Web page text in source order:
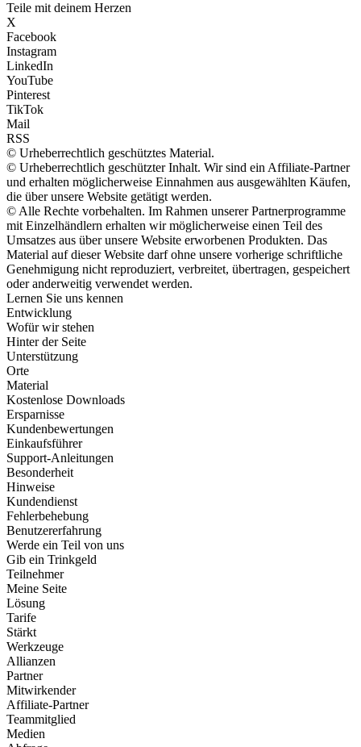
Teile mit deinem Herzen
X
Facebook
Instagram
LinkedIn
YouTube
Pinterest
TikTok
Mail
RSS
© Urheberrechtlich geschütztes Material.
© Urheberrechtlich geschützter Inhalt. Wir sind ein Affiliate-Partner
und erhalten möglicherweise Einnahmen aus ausgewählten Käufen,
die über unsere Website getätigt werden.
© Alle Rechte vorbehalten. Im Rahmen unserer Partnerprogramme
mit Einzelhändlern erhalten wir möglicherweise einen Teil des
Umsatzes aus über unsere Website erworbenen Produkten. Das
Material auf dieser Website darf ohne unsere vorherige schriftliche
Genehmigung nicht reproduziert, verbreitet, übertragen, gespeichert
oder anderweitig verwendet werden.
Lernen Sie uns kennen
Entwicklung
Wofür wir stehen
Hinter der Seite
Unterstützung
Orte
Material
Kostenlose Downloads
Ersparnisse
Kundenbewertungen
Einkaufsführer
Support-Anleitungen
Besonderheit
Hinweise
Kundendienst
Fehlerbehebung
Benutzererfahrung
Werde ein Teil von uns
Gib ein Trinkgeld
Teilnehmer
Meine Seite
Lösung
Tarife
Stärkt
Werkzeuge
Allianzen
Partner
Mitwirkender
Affiliate-Partner
Teammitglied
Medien